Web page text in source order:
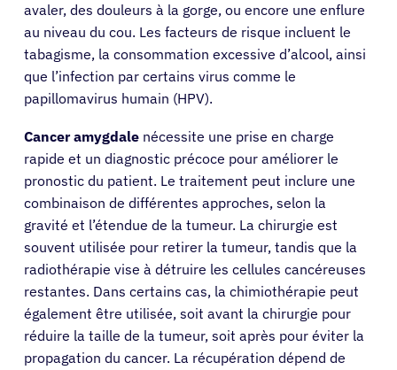
avaler, des douleurs à la gorge, ou encore une enflure
au niveau du cou. Les facteurs de risque incluent le
tabagisme, la consommation excessive d’alcool, ainsi
que l’infection par certains virus comme le
papillomavirus humain (HPV).
Cancer amygdale nécessite une prise en charge
rapide et un diagnostic précoce pour améliorer le
pronostic du patient. Le traitement peut inclure une
combinaison de différentes approches, selon la
gravité et l’étendue de la tumeur. La chirurgie est
souvent utilisée pour retirer la tumeur, tandis que la
radiothérapie vise à détruire les cellules cancéreuses
restantes. Dans certains cas, la chimiothérapie peut
également être utilisée, soit avant la chirurgie pour
réduire la taille de la tumeur, soit après pour éviter la
propagation du cancer. La récupération dépend de